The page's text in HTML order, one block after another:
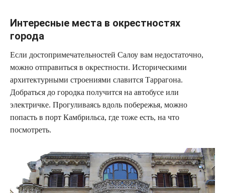
Интересные места в окрестностях
города
Если достопримечательностей Салоу вам недостаточно,
можно отправиться в окрестности. Историческими
архитектурными строениями славится Таррагона.
Добраться до городка получится на автобусе или
электричке. Прогуливаясь вдоль побережья, можно
попасть в порт Камбрильса, где тоже есть, на что
посмотреть.